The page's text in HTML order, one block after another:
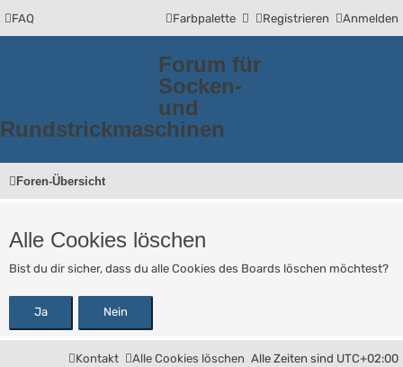
FAQ Anmelden
Registrieren
Farbpalette
Forum für
Socken-
und
Rundstrickmaschinen
Foren-Übersicht
Alle Cookies löschen
Bist du dir sicher, dass du alle Cookies des Boards löschen möchtest?
Alle Zeiten sind UTC+02:00
Alle Cookies löschen
Kontakt